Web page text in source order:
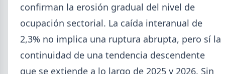
GENERAL 2026-07-22
confirman la erosión gradual del nivel de
ocupación sectorial. La caída interanual de
2,3% no implica una ruptura abrupta, pero sí la
continuidad de una tendencia descendente
que se extiende a lo largo de 2025 y 2026. Sin